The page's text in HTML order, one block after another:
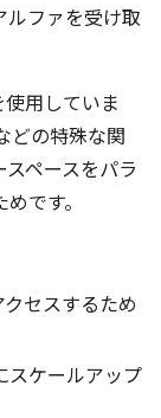
ルファを受け取
用していま
どの特殊な関
ペースをパラ
です。
セスするため
スケールアップ